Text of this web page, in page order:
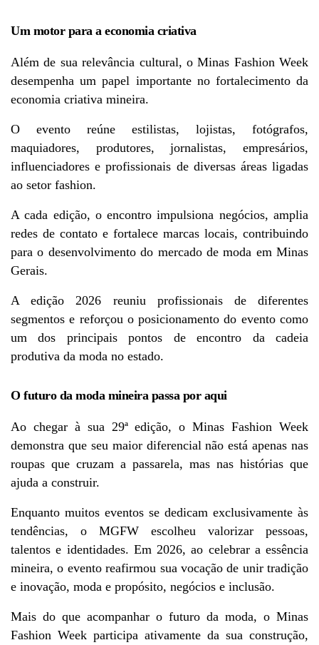
Um motor para a economia criativa
Além de sua relevância cultural, o Minas Fashion Week
desempenha um papel importante no fortalecimento da
economia criativa mineira.
O evento reúne estilistas, lojistas, fotógrafos,
maquiadores, produtores, jornalistas, empresários,
influenciadores e profissionais de diversas áreas ligadas
ao setor fashion.
A cada edição, o encontro impulsiona negócios, amplia
redes de contato e fortalece marcas locais, contribuindo
para o desenvolvimento do mercado de moda em Minas
Gerais.
A edição 2026 reuniu profissionais de diferentes
segmentos e reforçou o posicionamento do evento como
um dos principais pontos de encontro da cadeia
produtiva da moda no estado.
O futuro da moda mineira passa por aqui
Ao chegar à sua 29ª edição, o Minas Fashion Week
demonstra que seu maior diferencial não está apenas nas
roupas que cruzam a passarela, mas nas histórias que
ajuda a construir.
Enquanto muitos eventos se dedicam exclusivamente às
tendências, o MGFW escolheu valorizar pessoas,
talentos e identidades. Em 2026, ao celebrar a essência
mineira, o evento reafirmou sua vocação de unir tradição
e inovação, moda e propósito, negócios e inclusão.
Mais do que acompanhar o futuro da moda, o Minas
Fashion Week participa ativamente da sua construção,